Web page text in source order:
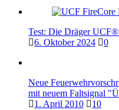
Test: Die Dräger
6. Oktober 2024
0
Neue
mit neuem Faltsignal
1. April 2010
10